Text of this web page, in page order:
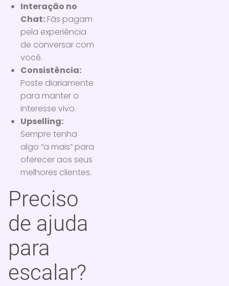
Interação no
Chat: Fãs pagam
pela experiência
de conversar com
você.
Consistência:
Poste diariamente
para manter o
interesse vivo.
Upselling:
Sempre tenha
algo “a mais” para
oferecer aos seus
melhores clientes.
Preciso
de ajuda
para
escalar?